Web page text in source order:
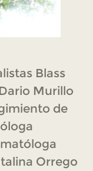
Blass
Murillo
de
Orrego